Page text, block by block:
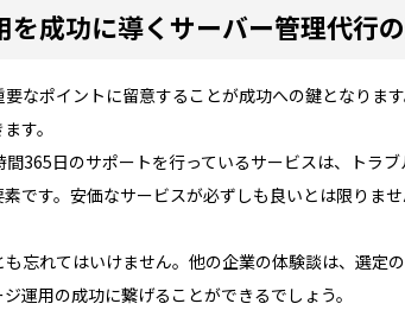
を成功に導くサーバー管理代行
なポイントに留意することが成功への鍵となりま
す。
365日のサポートを行っているサービスは、トラ
です。安価なサービスが必ずしも良いとは限りま
忘れてはいけません。他の企業の体験談は、選定
運用の成功に繋げることができるでしょう。